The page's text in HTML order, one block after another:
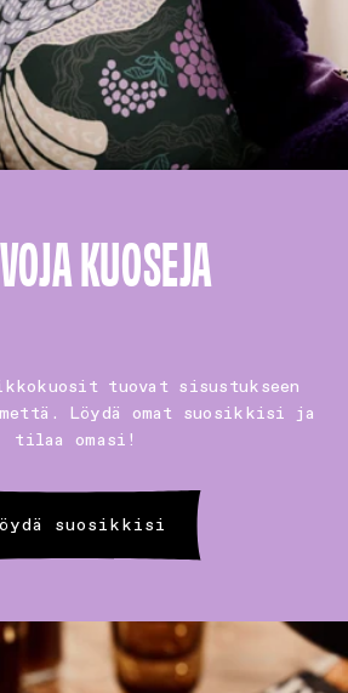
KUOSEJA
tuovat sisustukseen
Löydä omat suosikkisi ja
tilaa omasi!
suosikkisi